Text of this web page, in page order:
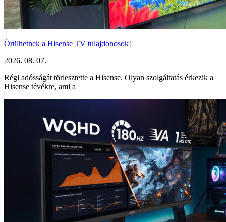
Örülhetnek a Hisense TV tulajdonosok!
2026. 08. 07.
Régi adósságát törlesztette a Hisense. Olyan szolgáltatás érkezik a
Hisense tévékre, ami a